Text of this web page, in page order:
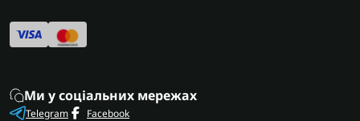
Ми у соціальних мережах
Telegram
Facebook